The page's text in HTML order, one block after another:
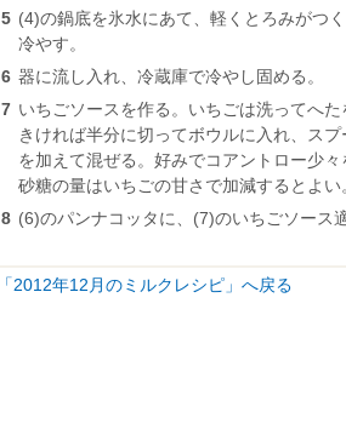
5 (4)の鍋底を氷水にあて、軽くとろみがつ
冷やす。
6 器に流し入れ、冷蔵庫で冷やし固める。
7 いちごソースを作る。いちごは洗ってへ
きければ半分に切ってボウルに入れ、ス
を加えて混ぜる。好みでコアントロー少
砂糖の量はいちごの甘さで加減するとよい
8 (6)のパンナコッタに、(7)のいちごソース
「2012年12月のミルクレシピ」へ戻る